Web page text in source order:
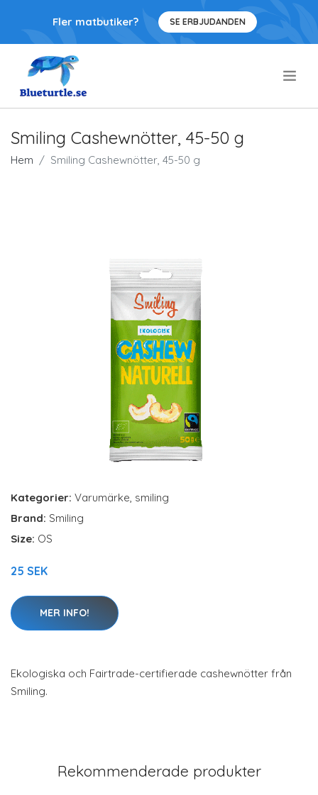
Fler matbutiker? SE ERBJUDANDEN
Smiling Cashewnötter, 45-50 g
Hem Smiling Cashewnötter, 45-50 g
Kategorier: Varumärke, smiling
Brand: Smiling
Size: OS
25 SEK
MER INFO!
Ekologiska och Fairtrade-certifierade cashewnötter från
Smiling.
Rekommenderade produkter